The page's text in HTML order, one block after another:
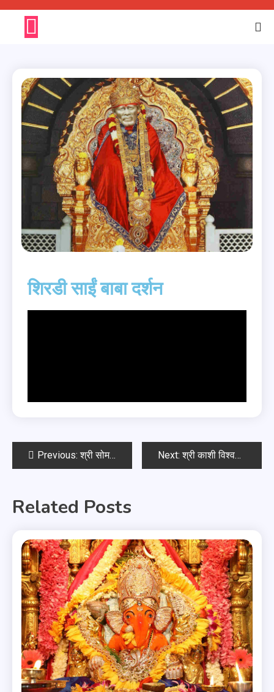
शिरडी साईं बाबा दर्शन
Previous: श्री सोमनाथ दर्शन Next: श्री काशी विश्वनाथ दर्शन
Related Posts